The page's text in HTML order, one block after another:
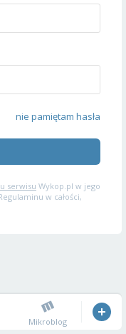
nie pamiętam hasła
serwisu Wykop.pl w jego
w całości,
Mikroblog